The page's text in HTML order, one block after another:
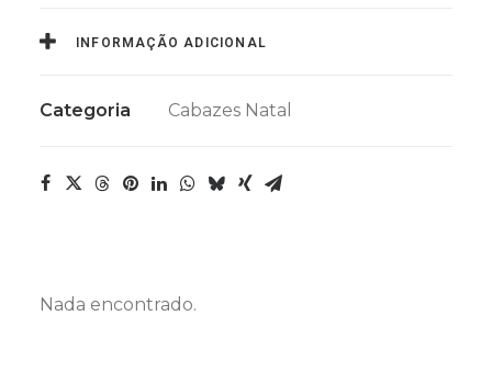
INFORMAÇÃO ADICIONAL
Categoria Cabazes Natal
Nada encontrado.